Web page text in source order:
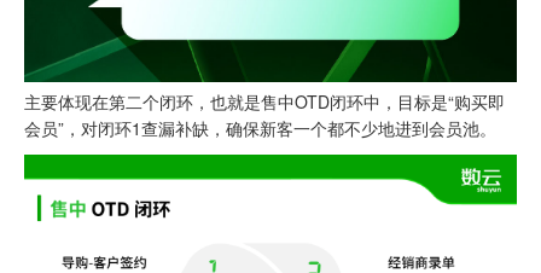
主要体现在第二个闭环，也就是售中OTD闭环中，目标是“购买即
会员”，对闭环1查漏补缺，确保新客一个都不少地进到会员池。